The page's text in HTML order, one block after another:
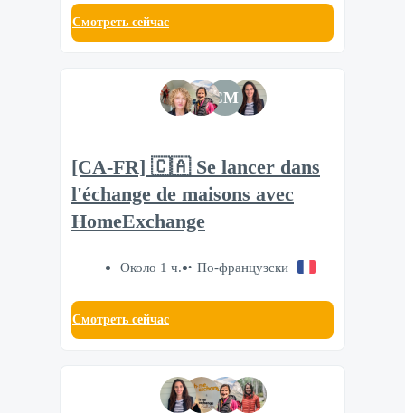
Смотреть сейчас
CM
[CA-FR] 🇨🇦 Se lancer dans
l'échange de maisons avec
HomeExchange
Около 1 ч. По-французски
Смотреть сейчас